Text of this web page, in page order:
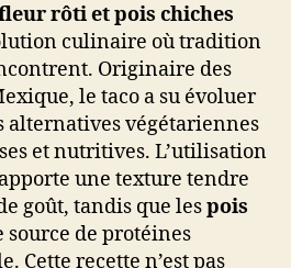
rôti et pois chiches
culinaire où tradition
Originaire des
le taco a su évoluer
alternatives végétariennes
et nutritives. L’utilisation
apporte une texture tendre
goût, tandis que lespois
de protéines
Cette recette n’est pas